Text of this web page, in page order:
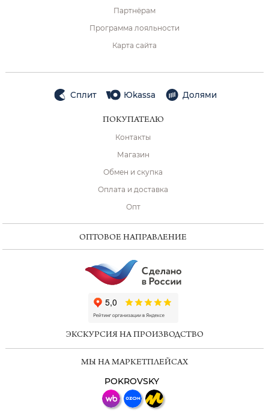
Партнёрам
Программа лояльности
Карта сайта
Сплит Юkassa Долями
ПОКУПАТЕЛЮ
Контакты
Магазин
Обмен и скупка
Оплата и доставка
Опт
ОПТОВОЕ НАПРАВЛЕНИЕ
ЭКСКУРСИЯ НА ПРОИЗВОДСТВО
МЫ НА МАРКЕТПЛЕЙСАХ
POKROVSKY